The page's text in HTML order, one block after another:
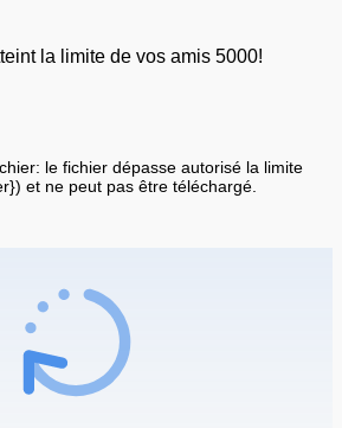
la limite de vos amis 5000!
le fichier dépasse autorisé la limite
et ne peut pas être téléchargé.